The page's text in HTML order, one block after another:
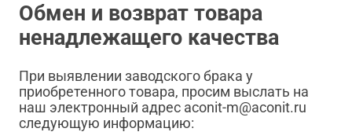
Обмен и возврат товара
ненадлежащего качества
При выявлении заводского брака у
приобретенного товара, просим выслать на
наш электронный адрес aconit-m@aconit.ru
следующую информацию: